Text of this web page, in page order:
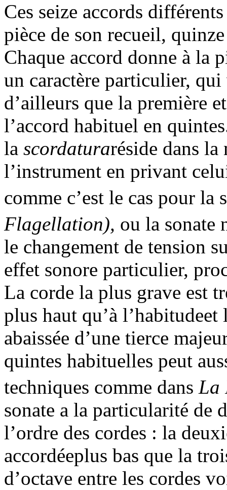
Ces seize accords
pièce de son recueil,
Chaque accord donne à la
un caractère particulier,
d’ailleurs que la première
l’accord habituel en
la scordaturaréside dans
l’instrument en privant
comme c’est le cas pour la
Flagellation), ou la sonate
le changement de tension
effet sonore particulier,
La corde la plus grave est
plus haut qu’à
abaissée d’une tierce
quintes habituelles peut
techniques comme dans La
sonate a la particularité de
l’ordre des cordes : la
accordéeplus bas que la
d’octave entre les cordes